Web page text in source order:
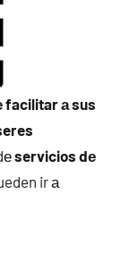
facilitar а sus
servicios dе
ir а